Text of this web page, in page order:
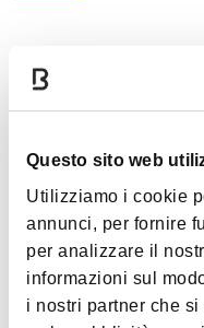
Questo sito web
Utilizziamo i cookie
annunci, per fornire
per analizzare il
informazioni sul
i nostri partner che
RISTORANTE